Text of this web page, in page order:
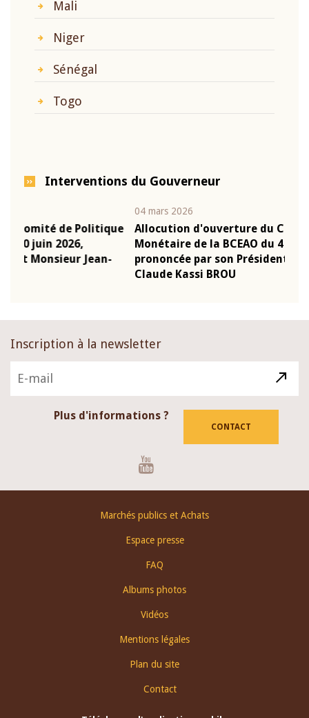
Mali
Niger
Sénégal
Togo
Interventions du Gouverneur
Allocution d'ouverture du Comité de Politique
Monétaire de la BCEAO du 4 mars 2026,
prononcée par son Président Monsieur Jean-
Inscription à la newsletter
Plus d'informations ?
CONTACT
Marchés publics et Achats
Espace presse
FAQ
Albums photos
Vidéos
Mentions légales
Plan du site
Contact